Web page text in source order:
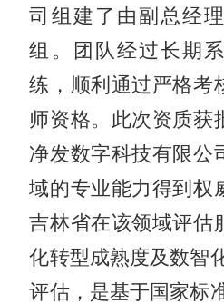
司组建了由副总经
组。团队经过长期
练，顺利通过严格考
师资格。此次资质获
净发数字科技有限公
域的专业能力得到权
吉林省在该领域评估
化转型成熟度及数智
评估，是基于国家标